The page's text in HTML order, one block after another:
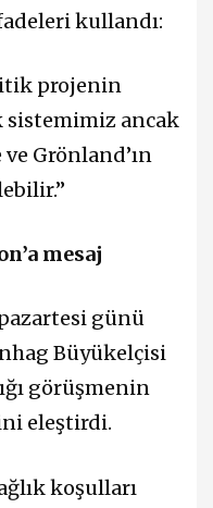
kullandı:
projenin
sistemimiz ancak
Grönland’ın
mesaj
günü
Büyükelçisi
görüşmenin
eleştirdi.
koşulları